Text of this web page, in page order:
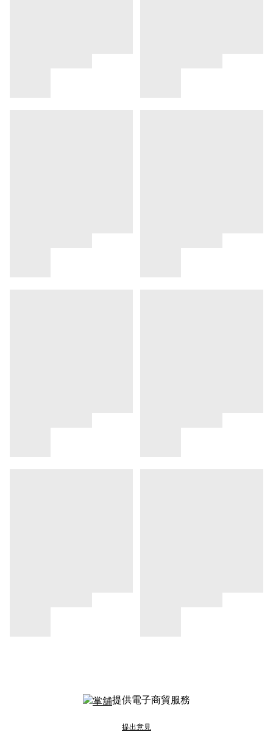
提供電子商貿服務
提出意見